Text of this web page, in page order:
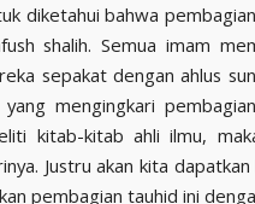
diketahui bahwa
shalih. Semua imam
sepakat dengan ahlus
mengingkari
kitab-kitab ahli ilmu,
Justru akan kita
pembagian tauhid ini